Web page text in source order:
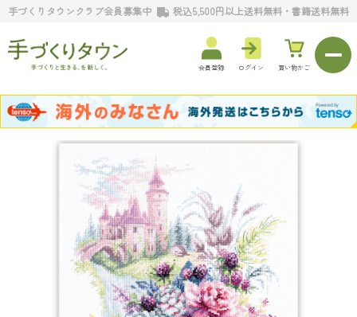
手づくりタウンクラブ会員募集中 税込5,500円以上送料無料・書籍送料無料
会員登録 ログイン 買い物かご